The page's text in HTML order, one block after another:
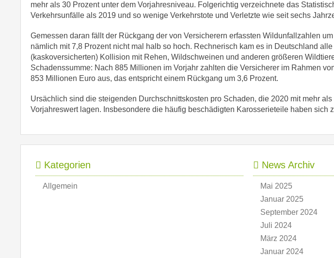
mehr als 30 Prozent unter dem Vorjahresniveau. Folgerichtig verzeichnete das
Verkehrsunfälle als 2019 und so wenige Verkehrstote und Verletzte wie seit sechs
Gemessen daran fällt der Rückgang der von Versicherern erfassten Wildunfallzahlen
nämlich mit 7,8 Prozent nicht mal halb so hoch. Rechnerisch kam es in Deutschland
(kaskoversicherten) Kollision mit Rehen, Wildschweinen und anderen größeren
Schadenssumme: Nach 885 Millionen im Vorjahr zahlten die Versicherer im Rahmen
853 Millionen Euro aus, das entspricht einem Rückgang um 3,6 Prozent.
Ursächlich sind die steigenden Durchschnittskosten pro Schaden, die 2020 mit mehr
Vorjahreswert lagen. Insbesondere die häufig beschädigten Karosserieteile haben sich
Kategorien
Allgemein
News Archiv
Mai 2025
Januar 2025
September 2024
Juli 2024
März 2024
Januar 2024